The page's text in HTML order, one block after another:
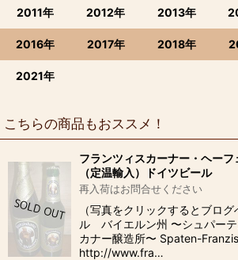
2011年 2012年 2013年
2016年 2017年 2018年
2021年
こちらの商品もおススメ！
フランツィスカーナー・ヘー
（定温輸入）ドイツビール
再入荷はお問合せください
（写真をクリックするとブロ
ル バイエルン州 〜シュパーテ
カナー醸造所〜 Spaten-
http://www.fra…